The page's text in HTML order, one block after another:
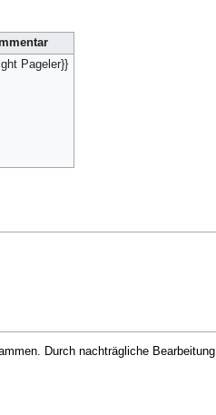
Pageler}}
Durch nachträgliche